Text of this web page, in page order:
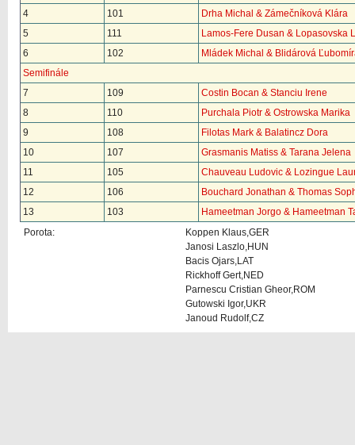
4
101
Drha Michal & Zámečníková Klára
5
111
Lamos-Fere Dusan & Lopasovska
6
102
Mládek Michal & Blidárová
Semifinále
7
109
Costin Bocan & Stanciu Irene
8
110
Purchala Piotr & Ostrowska Marika
9
108
Filotas Mark & Balatincz Dora
10
107
Grasmanis Matiss & Tarana Jelena
11
105
Chauveau Ludovic & Lozingue
12
106
Bouchard Jonathan & Thomas
13
103
Hameetman Jorgo & Hameetman
Porota:
Koppen Klaus,GER
Janosi Laszlo,HUN
Bacis Ojars,LAT
Rickhoff Gert,NED
Parnescu Cristian Gheor,ROM
Gutowski Igor,UKR
Janoud Rudolf,CZ